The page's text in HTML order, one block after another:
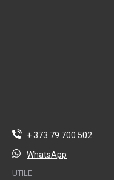
+ 373 79 700 502
WhatsApp
UTILE